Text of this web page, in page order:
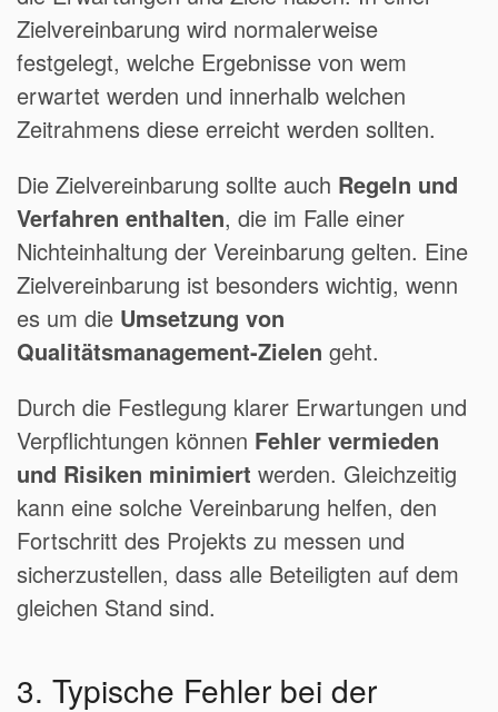
Zielvereinbarung wird normalerweise
festgelegt, welche Ergebnisse von wem
erwartet werden und innerhalb welchen
Zeitrahmens diese erreicht werden sollten.
Die Zielvereinbarung sollte auch Regeln und
Verfahren enthalten, die im Falle einer
Nichteinhaltung der Vereinbarung gelten. Eine
Zielvereinbarung ist besonders wichtig, wenn
es um die Umsetzung von
Qualitätsmanagement-Zielen geht.
Durch die Festlegung klarer Erwartungen und
Verpflichtungen können Fehler vermieden
und Risiken minimiert werden. Gleichzeitig
kann eine solche Vereinbarung helfen, den
Fortschritt des Projekts zu messen und
sicherzustellen, dass alle Beteiligten auf dem
gleichen Stand sind.
3. Typische Fehler bei der